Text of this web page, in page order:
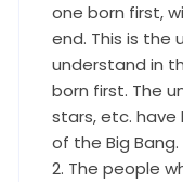
one born first,
end. This is the
understand in
born first. The
stars, etc.
of the Big Bang.
2. The people